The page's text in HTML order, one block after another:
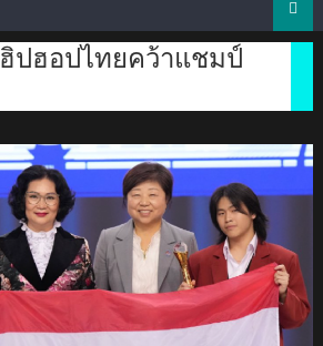
ฮิปฮอปไทยคว้าแชมป์